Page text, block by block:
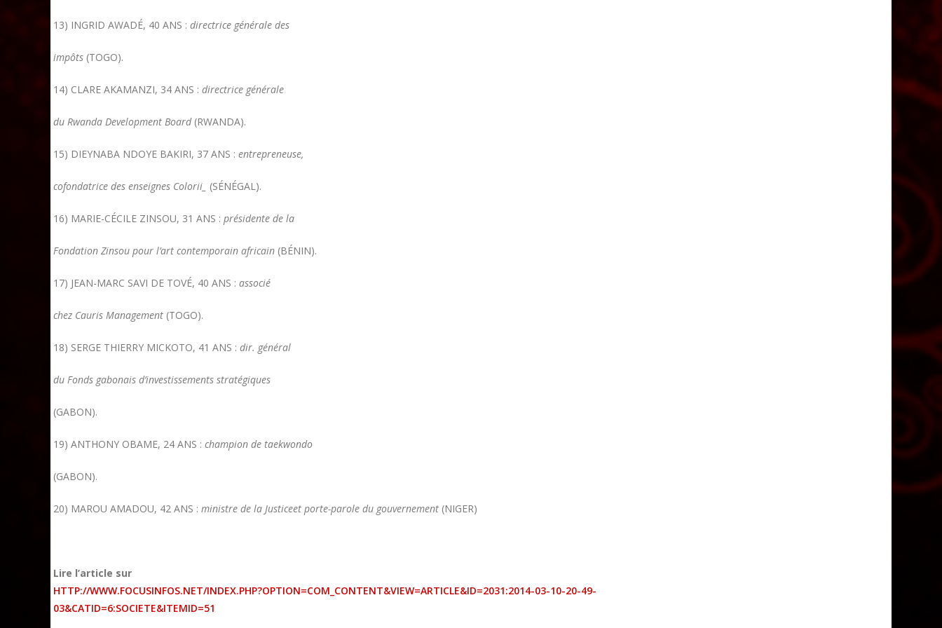
13) INGRID AWADÉ, 40 ANS : directrice générale des
impôts (TOGO).
14) CLARE AKAMANZI, 34 ANS : directrice générale
du Rwanda Development Board (RWANDA).
15) DIEYNABA NDOYE BAKIRI, 37 ANS : entrepreneuse,
cofondatrice des enseignes Colorii_ (SÉNÉGAL).
16) MARIE-CÉCILE ZINSOU, 31 ANS : présidente de la
Fondation Zinsou pour l’art contemporain africain (BÉNIN).
17) JEAN-MARC SAVI DE TOVÉ, 40 ANS : associé
chez Cauris Management (TOGO).
18) SERGE THIERRY MICKOTO, 41 ANS : dir. général
du Fonds gabonais d’investissements stratégiques
(GABON).
19) ANTHONY OBAME, 24 ANS : champion de taekwondo
(GABON).
20) MAROU AMADOU, 42 ANS : ministre de la Justiceet porte-parole du gouvernement (NIGER)
Lire l’article sur
HTTP://WWW.FOCUSINFOS.NET/INDEX.PHP?OPTION=COM_CONTENT&VIEW=ARTICLE&ID=2031:2014-03-10-20-49-
03&CATID=6:SOCIETE&ITEMID=51